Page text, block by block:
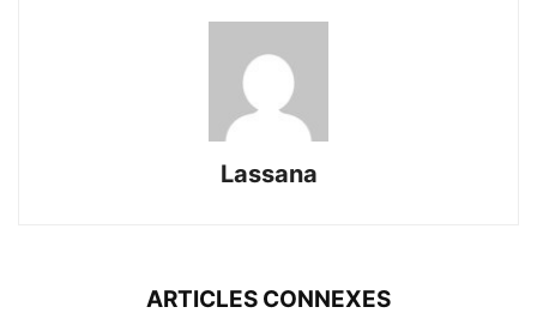
Lassana
ARTICLES CONNEXES